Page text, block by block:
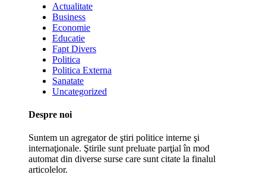
Actualitate
Business
Economie
Educatie
Fapt Divers
Politica
Politica Externa
Sanatate
Uncategorized
Despre noi
Suntem un agregator de ştiri politice interne şi
internaţionale. Ştirile sunt preluate parţial în mod
automat din diverse surse care sunt citate la finalul
articolelor.